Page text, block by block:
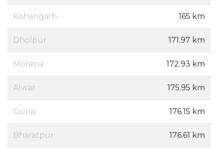
Kishangarh 165 km
Dholpur 171.97 km
Morena 172.93 km
Alwar 175.95 km
Guna 176.15 km
Bharatpur 176.61 km